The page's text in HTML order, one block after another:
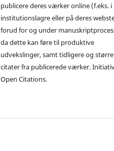
publicere deres værker online (f.eks. i
institutionslagre eller på deres
forud for og under
da dette kan føre til produktive
udvekslinger, samt tidligere og større
citater fra publicerede værker.
Open Citations.